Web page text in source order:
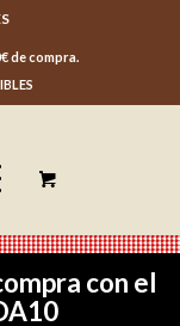
de compra.
con el